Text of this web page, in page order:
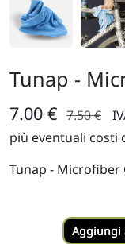
Tunap -
7.00 € 7.50 €
più eventuali costi
Tunap -
Aggiungi